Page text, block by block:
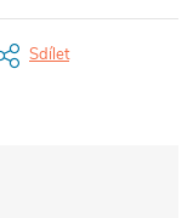
Sdílet